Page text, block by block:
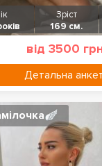
Зріст
169 см.
від 3500
Детальна